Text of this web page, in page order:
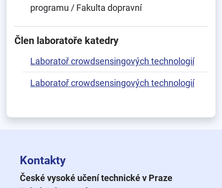
programu / Fakulta dopravní
Člen laboratoře katedry
Laboratoř crowdsensingových technologií
Laboratoř crowdsensingových technologií
Kontakty
České vysoké učení technické v Praze